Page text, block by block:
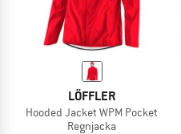
LÖFFLER
Hooded Jacket WPM Pocket
Regnjacka